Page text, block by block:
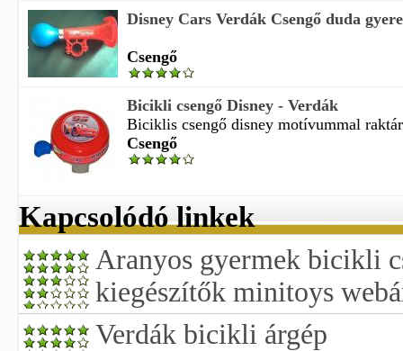
Disney Cars Verdák Csengő duda
Csengő
Bicikli csengő Disney - Verdák
Biciklis csengő disney motívummal
Csengő
Kapcsolódó linkek
Aranyos gyermek bicikli
kiegészítők minitoys
Verdák bicikli árgép